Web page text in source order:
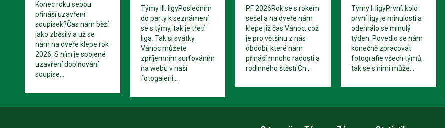
Konec roku sebou
přináší uzavření
soupisek?Čas nám běží
jako zběsilý a už se
nám na dveře klepe rok
2026. S ním je spojené
uzavření doplňování
soupise...
Týmy III. ligyPosledním
do party k seznámení
se s týmy, tak je třetí
liga. Tak si svátky
Vánoc můžete
zpříjemním surfováním
na webu v naší
fotogalerii...
PF 2026Rok se s rokem
sešel a na dveře nám
klepe již čas Vánoc, což
je pro většinu z nás
období, které nám
přináší mnoho radosti a
rodinného štěstí.Ch...
Týmy I. ligyPrvní; kolo
první ligy je minulosti a
odehrálo se minulý
týden. Povedlo se nám
konečně zpracovat
fotografie všech týmů,
tak se s nimi může...